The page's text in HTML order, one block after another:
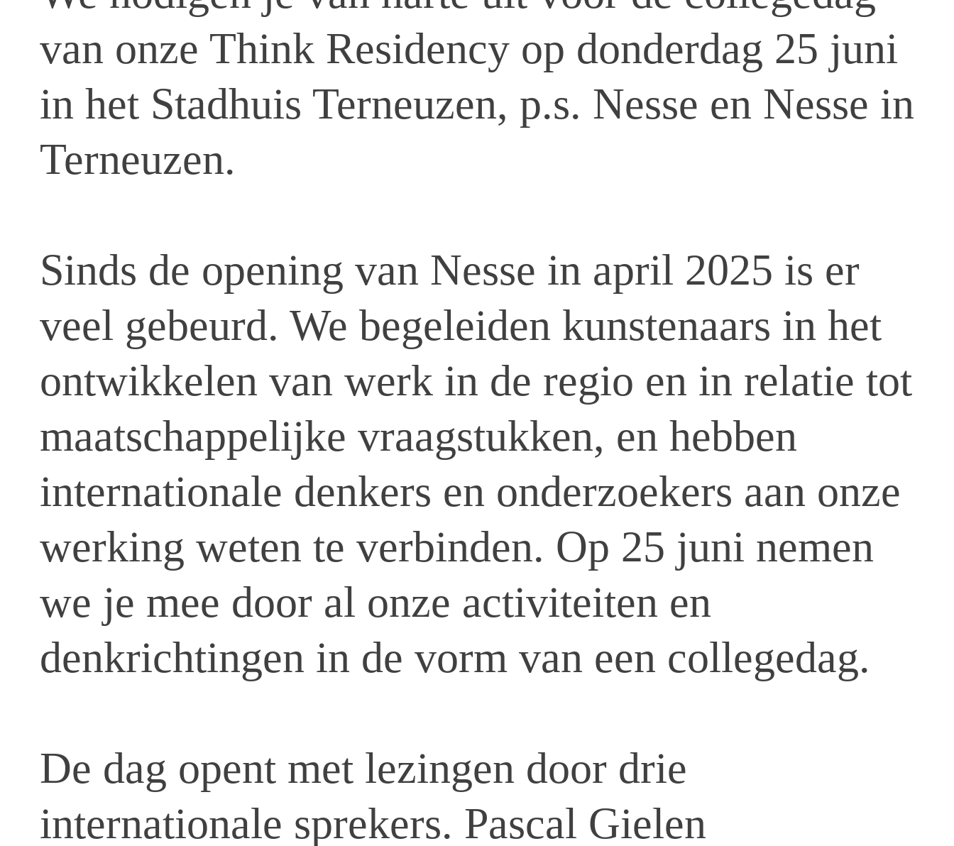
van onze Think Residency op donderdag 25 juni
in het Stadhuis Terneuzen, p.s. Nesse en Nesse in
Terneuzen.
Sinds de opening van Nesse in april 2025 is er
veel gebeurd. We begeleiden kunstenaars in het
ontwikkelen van werk in de regio en in relatie tot
maatschappelijke vraagstukken, en hebben
internationale denkers en onderzoekers aan onze
werking weten te verbinden. Op 25 juni nemen
we je mee door al onze activiteiten en
denkrichtingen in de vorm van een collegedag.
De dag opent met lezingen door drie
internationale sprekers. Pascal Gielen